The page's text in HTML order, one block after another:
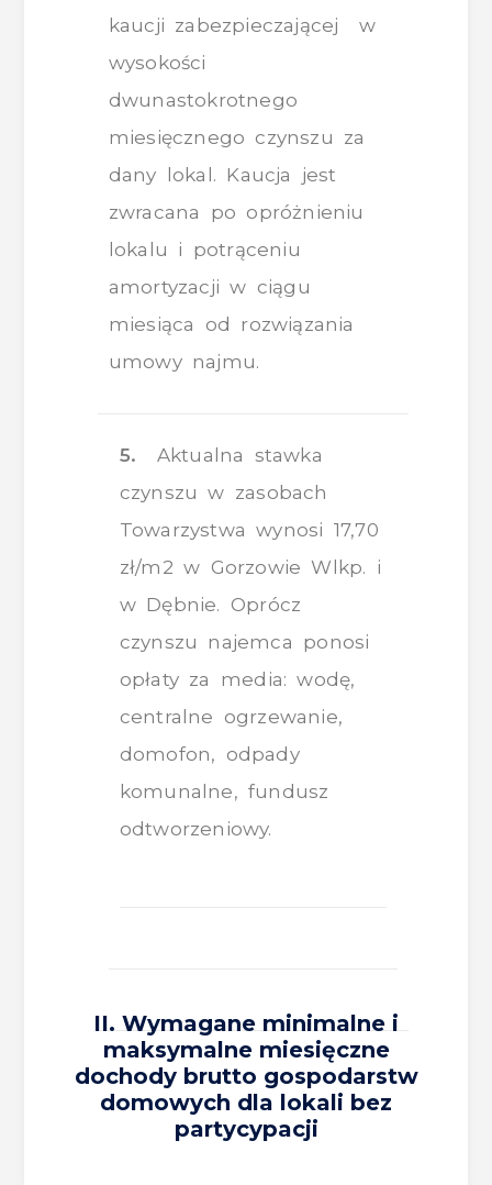
kaucji zabezpieczającej w
wysokości
dwunastokrotnego
miesięcznego czynszu za
dany lokal. Kaucja jest
zwracana po opróżnieniu
lokalu i potrąceniu
amortyzacji w ciągu
miesiąca od rozwiązania
umowy najmu.
5. Aktualna stawka
czynszu w zasobach
Towarzystwa wynosi 17,70
zł/m2 w Gorzowie Wlkp. i
w Dębnie. Oprócz
czynszu najemca ponosi
opłaty za media: wodę,
centralne ogrzewanie,
domofon, odpady
komunalne, fundusz
odtworzeniowy.
II. Wymagane minimalne i
maksymalne miesięczne
dochody brutto gospodarstw
domowych dla lokali bez
partycypacji